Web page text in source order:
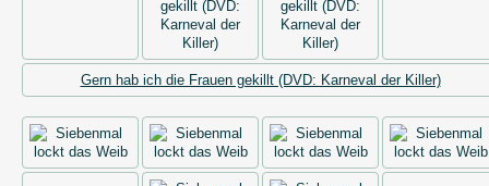
Gern hab ich die Frauen gekillt (DVD: Karneval der Killer)